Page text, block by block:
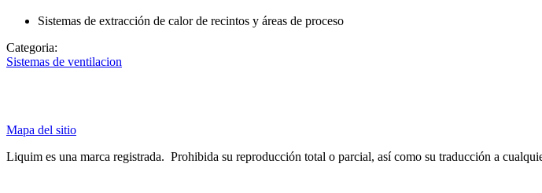
Sistemas de extracción de calor de recintos y áreas de proceso
Categoria:
Sistemas de ventilacion
Mapa del sitio
Liquim es una marca registrada. Prohibida su reproducción total o parcial, así como su traducción a